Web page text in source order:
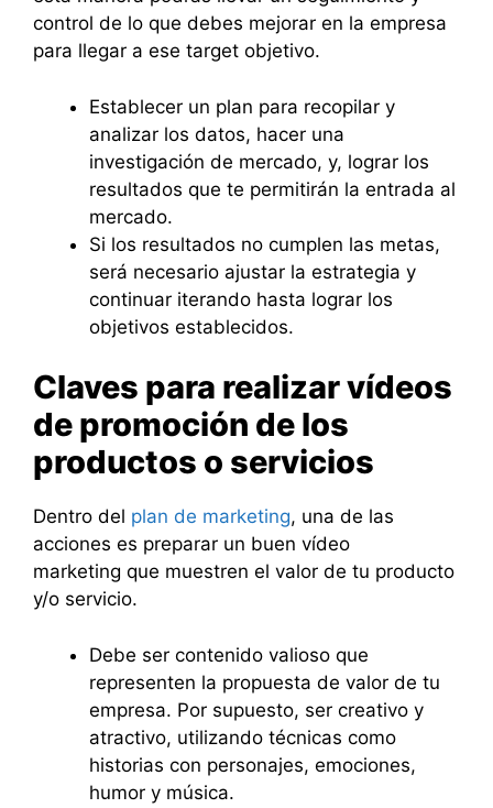
control de lo que debes mejorar en la empresa
para llegar a ese target objetivo.
Establecer un plan para recopilar y
analizar los datos, hacer una
investigación de mercado, y, lograr los
resultados que te permitirán la entrada al
mercado.
Si los resultados no cumplen las metas,
será necesario ajustar la estrategia y
continuar iterando hasta lograr los
objetivos establecidos.
Claves para realizar vídeos
de promoción de los
productos o servicios
Dentro del plan de marketing, una de las
acciones es preparar un buen vídeo
marketing que muestren el valor de tu producto
y/o servicio.
Debe ser contenido valioso que
representen la propuesta de valor de tu
empresa. Por supuesto, ser creativo y
atractivo, utilizando técnicas como
historias con personajes, emociones,
humor y música.